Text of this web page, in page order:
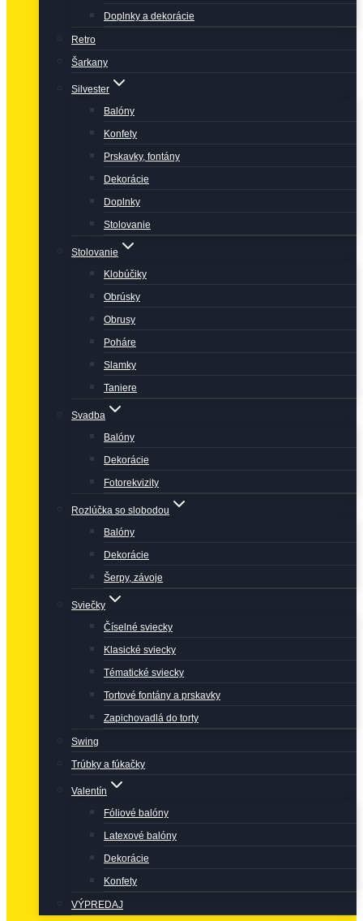
Doplnky a dekorácie
Retro
Šarkany
Silvester
Balóny
Konfety
Prskavky, fontány
Dekorácie
Doplnky
Stolovanie
Stolovanie
Klobúčiky
Obrúsky
Obrusy
Poháre
Slamky
Taniere
Svadba
Balóny
Dekorácie
Fotorekvizity
Rozlúčka so slobodou
Balóny
Dekorácie
Šerpy, závoje
Sviečky
Číselné sviecky
Klasické sviecky
Tématické sviecky
Tortové fontány a prskavky
Zapichovadlá do torty
Swing
Trúbky a fúkačky
Valentín
Fóliové balóny
Latexové balóny
Dekorácie
Konfety
VÝPREDAJ